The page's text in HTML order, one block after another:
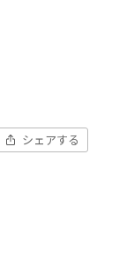
シェアする